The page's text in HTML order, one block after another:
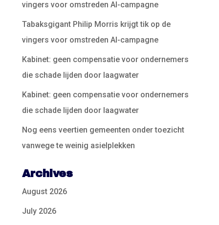
vingers voor omstreden AI-campagne
Tabaksgigant Philip Morris krijgt tik op de
vingers voor omstreden AI-campagne
Kabinet: geen compensatie voor ondernemers
die schade lijden door laagwater
Kabinet: geen compensatie voor ondernemers
die schade lijden door laagwater
Nog eens veertien gemeenten onder toezicht
vanwege te weinig asielplekken
Archives
August 2026
July 2026